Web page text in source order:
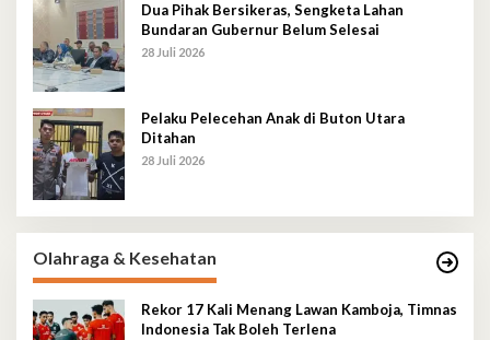
Dua Pihak Bersikeras, Sengketa Lahan
Bundaran Gubernur Belum Selesai
28 Juli 2026
Pelaku Pelecehan Anak di Buton Utara
Ditahan
28 Juli 2026
Olahraga & Kesehatan
Rekor 17 Kali Menang Lawan Kamboja, Timnas
Indonesia Tak Boleh Terlena